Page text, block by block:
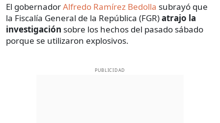
El gobernadorAlfredo Ramírez Bedolla subrayó que
la Fiscalía General de la República (FGR)atrajo la
investigación sobre los hechos del pasado sábado
porque se utilizaron explosivos.
PUBLICIDAD